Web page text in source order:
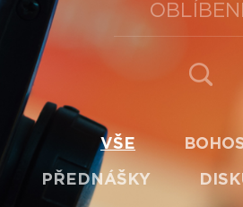
VŠE
PŘEDNÁŠKY